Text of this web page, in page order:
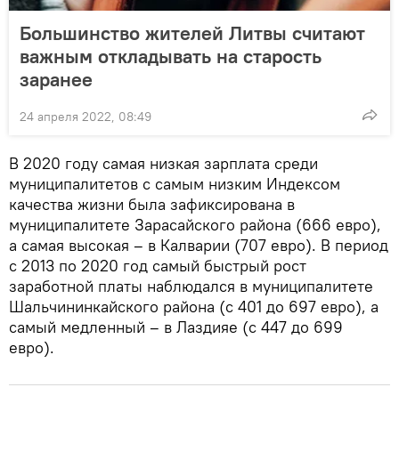
Большинство жителей Литвы считают
важным откладывать на старость
заранее
24 апреля 2022, 08:49
В 2020 году самая низкая зарплата среди
муниципалитетов с самым низким Индексом
качества жизни была зафиксирована в
муниципалитете Зарасайского района (666 евро),
а самая высокая – в Калварии (707 евро). В период
с 2013 по 2020 год самый быстрый рост
заработной платы наблюдался в муниципалитете
Шальчининкайского района (с 401 до 697 евро), а
самый медленный – в Лаздияе (с 447 до 699
евро).